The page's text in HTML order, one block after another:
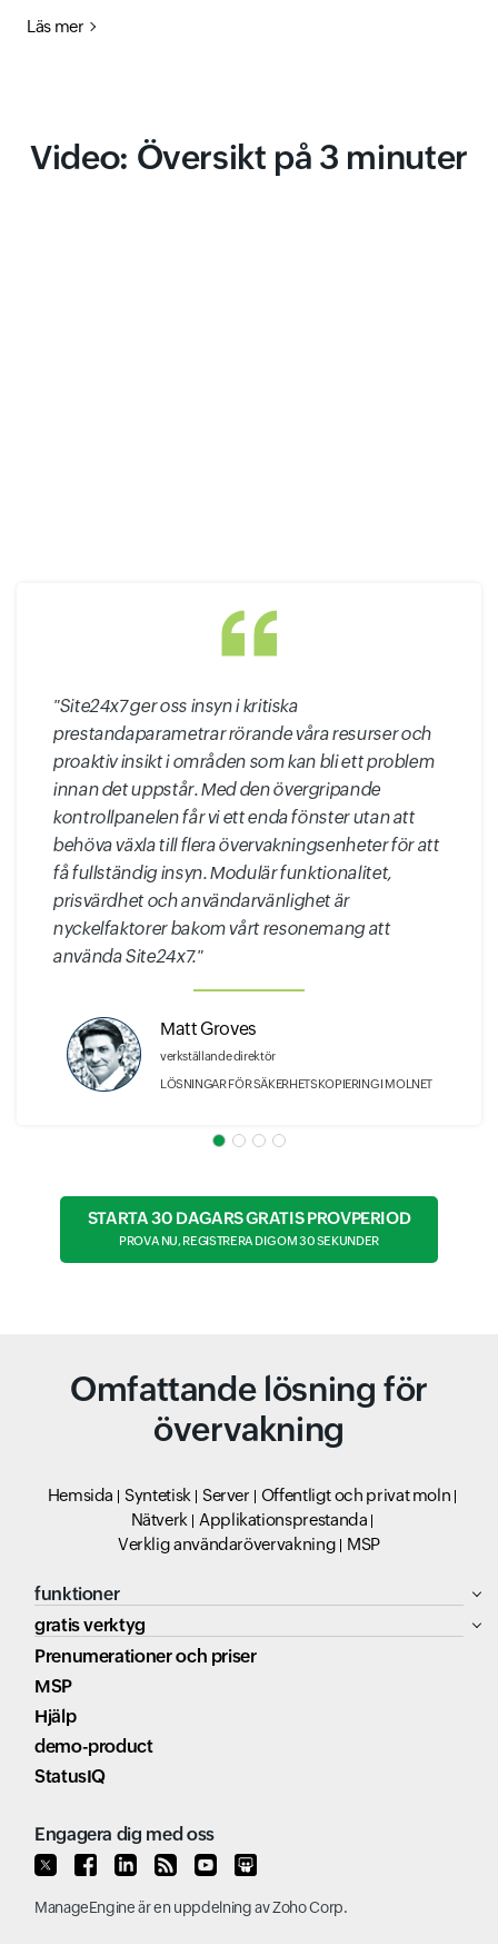
Läs mer
Video: Översikt på 3 minuter
"Site24x7 ger oss insyn i kritiska
prestandaparametrar rörande våra resurser och
proaktiv insikt i områden som kan bli ett problem
innan det uppstår. Med den övergripande
kontrollpanelen får vi ett enda fönster utan att
behöva växla till flera övervakningsenheter för att
få fullständig insyn. Modulär funktionalitet,
prisvärdhet och användarvänlighet är
nyckelfaktorer bakom vårt resonemang att
använda Site24x7."
Matt Groves
verkställande direktör
LÖSNINGAR FÖR SÄKERHETSKOPIERING I MOLNET
STARTA 30 DAGARS GRATIS PROVPERIOD
PROVA NU, REGISTRERA DIG OM 30 SEKUNDER
Omfattande lösning för
övervakning
Hemsida Syntetisk Server
Offentligt och privat moln
Nätverk Applikationsprestanda
Verklig användarövervakning
MSP
funktioner
gratis verktyg
Prenumerationer och priser
MSP
Hjälp
demo-product
StatusIQ
Engagera dig med oss
ManageEngineär en uppdelning avZoho Corp.